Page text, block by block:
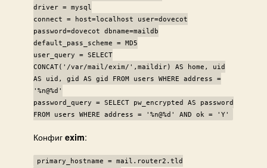
driver = mysql
connect = host=localhost user=dovecot
password=dovecot dbname=maildb
default_pass_scheme = MD5
user_query = SELECT
CONCAT('/var/mail/exim/',maildir) AS home, uid
AS uid, gid AS gid FROM users WHERE address =
'%n@%d'
password_query = SELECT pw_encrypted AS password
FROM users WHERE address = '%n@%d' AND ok = 'Y'
Конфиг exim:
primary_hostname = mail.router2.tld